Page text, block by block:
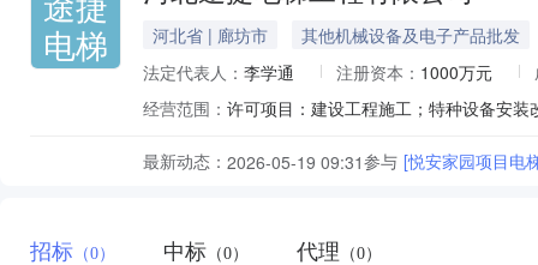
电梯 河北省 | 廊坊市
其他机械设备及电子产品批发
法定代表人： 李学通 注册资本： 1000万元
经营范围：
最新动态： 2026-05-19 09:31参与 [悦安家园项目电
招标 （0） 中标 （0） 代理 （0）